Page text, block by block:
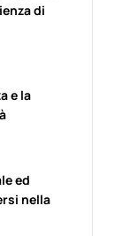
di
e la
ed
nella